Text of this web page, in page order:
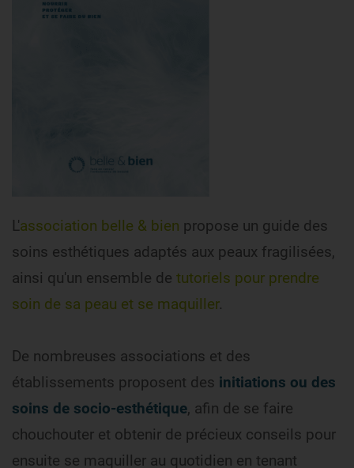
L'association belle & bien propose un guide des
soins esthétiques adaptés aux peaux fragilisées,
ainsi qu'un ensemble de tutoriels pour prendre
soin de sa peau et se maquiller.
De nombreuses associations et des
établissements proposent des initiations ou des
soins de socio-esthétique, afin de se faire
chouchouter et obtenir de précieux conseils pour
ensuite se maquiller au quotidien en tenant